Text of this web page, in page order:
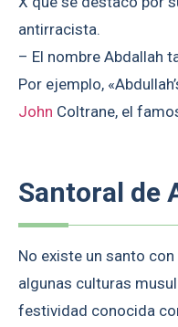
antirracista.
– El nombre Abdallah
Por ejemplo,
John Coltrane, el
Santoral de
No existe un santo
algunas culturas
festividad conocida